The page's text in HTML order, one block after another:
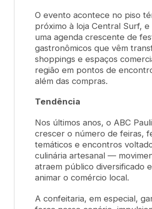
O evento acontece no piso
próximo à loja Central Surf,
uma agenda crescente de
gastronômicos que vêm
shoppings e espaços
região em pontos de
além das compras.
Tendência
Nos últimos anos, o ABC
crescer o número de feiras,
temáticos e encontros
culinária artesanal —
atraem público diversificado
animar o comércio local.
A confeitaria, em especial,